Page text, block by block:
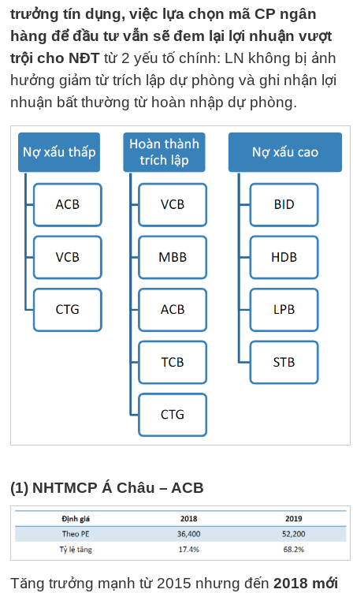
trưởng tín dụng, việc lựa chọn mã CP ngân
hàng để đầu tư vẫn sẽ đem lại lợi nhuận vượt
trội cho NĐT từ 2 yếu tố chính: LN không bị ảnh
hưởng giảm từ trích lập dự phòng và ghi nhận lợi
nhuận bất thường từ hoàn nhập dự phòng.
(1) NHTMCP Á Châu – ACB
Tăng trưởng mạnh từ 2015 nhưng đến2018 mới